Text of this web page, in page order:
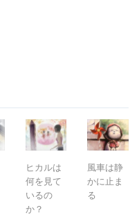
ヒカルは
何を見て
いるの
か？
風車は静
かに止ま
る